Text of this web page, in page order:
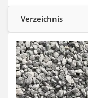
Paketbriefkasten
Fensterkontaktschalter
Hygrometer
LED-Baustrahler
Aluleiter
Tiefengrund
LED-Beamer
Video-Türsprechanlage
Verzeichnis